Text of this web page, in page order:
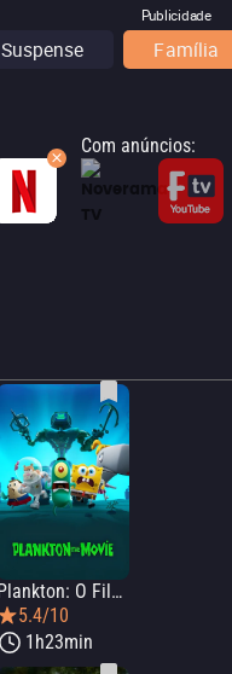
Publicidade
Suspense Família
Com anúncios:
Plankton: O Filme
5.4/10
1h23min